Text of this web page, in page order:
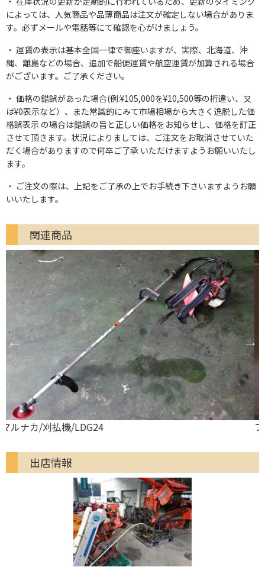
によっては、人気商品や品薄商品は注文が確定しない場合がありま
す。必ずメールや電話等にて確認を心がけましょう。
運賃の表示は基本全国一律で御座いますが、実際、北海道、沖
縄、離島などの場合、追加で船便運賃や航空運賃が加算される場合
がございます。ご了承ください。
価格の錯誤があった場合(例:¥105,000を¥10,500等の桁違い、又
は¥0表示など）、また常識的にみて市場相場から大きく逸脱した価
格誤表示 の場合は錯誤の旨と正しい価格をお知らせし、価格を訂正
させて頂きます。状況によりましては、ご注文をお取消させていた
だく場合がありますので何卒ご了承 いただけますようお願いいたし
ます。
ご注文の際は、上記をご了承の上でお手続き下さいますようお願
いいたします。
関連商品
フジ鋼業/刈払機/簡単研磨機
出店情報